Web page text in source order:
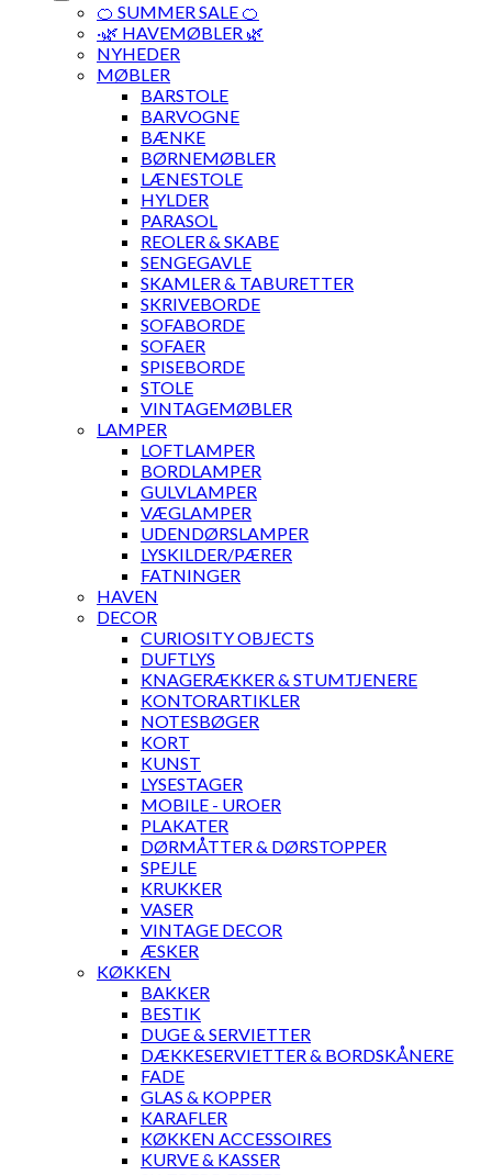
🍊 SUMMER SALE 🍊
·🌿 HAVEMØBLER 🌿
NYHEDER
MØBLER
BARSTOLE
BARVOGNE
BÆNKE
BØRNEMØBLER
LÆNESTOLE
HYLDER
PARASOL
REOLER & SKABE
SENGEGAVLE
SKAMLER & TABURETTER
SKRIVEBORDE
SOFABORDE
SOFAER
SPISEBORDE
STOLE
VINTAGEMØBLER
LAMPER
LOFTLAMPER
BORDLAMPER
GULVLAMPER
VÆGLAMPER
UDENDØRSLAMPER
LYSKILDER/PÆRER
FATNINGER
HAVEN
DECOR
CURIOSITY OBJECTS
DUFTLYS
KNAGERÆKKER & STUMTJENERE
KONTORARTIKLER
NOTESBØGER
KORT
KUNST
LYSESTAGER
MOBILE - UROER
PLAKATER
DØRMÅTTER & DØRSTOPPER
SPEJLE
KRUKKER
VASER
VINTAGE DECOR
ÆSKER
KØKKEN
BAKKER
BESTIK
DUGE & SERVIETTER
DÆKKESERVIETTER & BORDSKÅNERE
FADE
GLAS & KOPPER
KARAFLER
KØKKEN ACCESSOIRES
KURVE & KASSER